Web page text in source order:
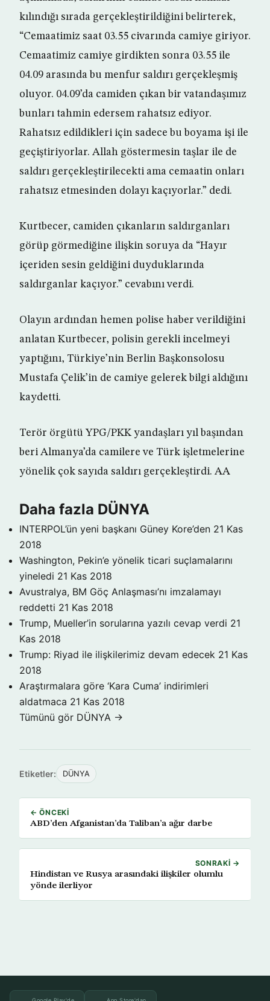
kılındığı sırada gerçekleştirildiğini belirterek,
“Cemaatimiz saat 03.55 civarında camiye giriyor.
Cemaatimiz camiye girdikten sonra 03.55 ile
04.09 arasında bu menfur saldırı gerçekleşmiş
oluyor. 04.09’da camiden çıkan bir vatandaşımız
bunları tahmin edersem rahatsız ediyor.
Rahatsız edildikleri için sadece bu boyama işi ile
geçiştiriyorlar. Allah göstermesin taşlar ile de
saldırı gerçekleştirilecekti ama cemaatin onları
rahatsız etmesinden dolayı kaçıyorlar.” dedi.
Kurtbecer, camiden çıkanların saldırganları
görüp görmediğine ilişkin soruya da “Hayır
içeriden sesin geldiğini duyduklarında
saldırganlar kaçıyor.” cevabını verdi.
Olayın ardından hemen polise haber verildiğini
anlatan Kurtbecer, polisin gerekli incelmeyi
yaptığını, Türkiye’nin Berlin Başkonsolosu
Mustafa Çelik’in de camiye gelerek bilgi aldığını
kaydetti.
Terör örgütü YPG/PKK yandaşları yıl başından
beri Almanya’da camilere ve Türk işletmelerine
yönelik çok sayıda saldırı gerçekleştirdi. AA
Daha fazla DÜNYA
INTERPOL’ün yeni başkanı Güney Kore’den 21 Kas
2018
Washington, Pekin’e yönelik ticari suçlamalarını
yineledi 21 Kas 2018
Avustralya, BM Göç Anlaşması’nı imzalamayı
reddetti 21 Kas 2018
Trump, Mueller’in sorularına yazılı cevap verdi 21
Kas 2018
Trump: Riyad ile ilişkilerimiz devam edecek 21 Kas
2018
Araştırmalara göre ‘Kara Cuma’ indirimleri
aldatmaca 21 Kas 2018
Tümünü gör DÜNYA →
Etiketler: DÜNYA
← ÖNCEKI
ABD’den Afganistan’da Taliban’a ağır darbe
SONRAKI →
Hindistan ve Rusya arasındaki ilişkiler olumlu
yönde ilerliyor